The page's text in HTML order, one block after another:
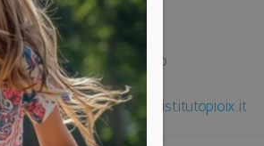
Primaria
Dott.ssa Marta Di Camillo
coordinatriceprimaria@istitutopioix.it